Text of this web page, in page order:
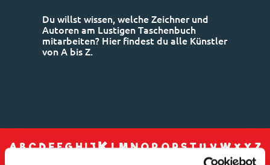
Du willst wissen, welche Zeichner und
Autoren am Lustigen Taschenbuch
mitarbeiten? Hier findest du alle Künstler
von A bis Z.
A B C D E F G H I J K L M N O P Q R S T U V W X Y Z